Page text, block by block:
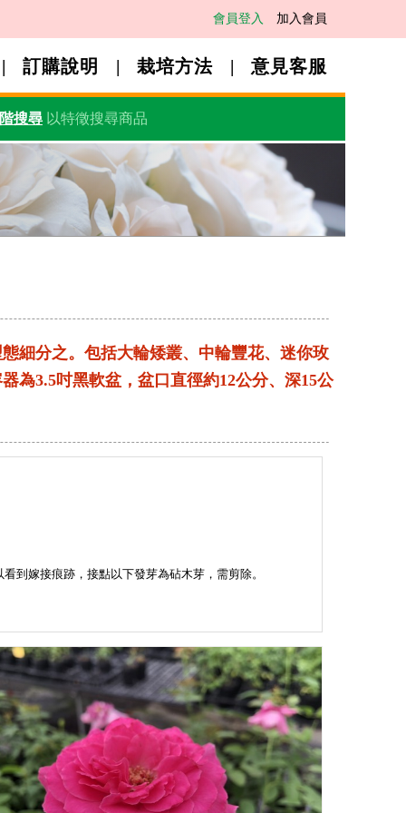
會員登入 加入會員
訂購說明 栽培方法 意見客服
搜尋以特徵搜尋商品
細分之。包括大輪矮叢、中輪豐花、迷你玫
為3.5吋黑軟盆，盆口直徑約12公分、深15公
嫁接痕跡，接點以下發芽為砧木芽，需剪除。